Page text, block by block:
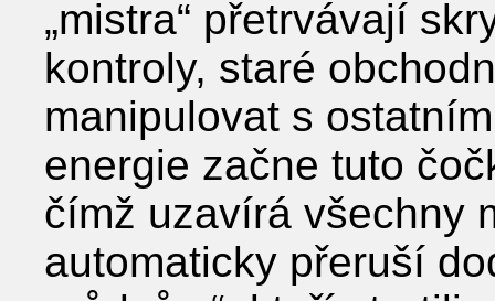
„mistra“ přetrvávají
kontroly, staré
manipulovat s
energie začne tuto
čímž uzavírá všechny
automaticky přeruší